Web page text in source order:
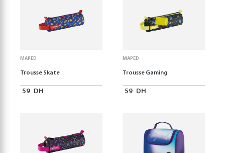
MAPED
Trousse Skate
59 DH
MAPED
Trousse Gaming
59 DH